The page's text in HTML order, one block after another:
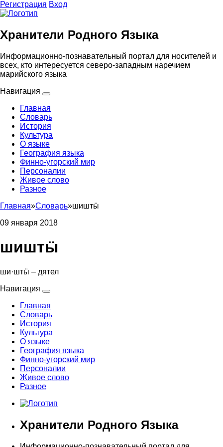
Регистрация Вход
Хранители Родного Языка
Информационно-познавательный портал для носителей и
всех, кто интересуется северо-западным наречием
марийского языка
Навигация
Главная
Словарь
История
Культура
О языке
География языка
Финно-угорский мир
Персоналии
Живое слово
Разное
Главная»Словарь»шиштӹ
09 января 2018
шиштӹ
ши·штӹ – дятел
Навигация
Главная
Словарь
История
Культура
О языке
География языка
Финно-угорский мир
Персоналии
Живое слово
Разное
Хранители Родного Языка